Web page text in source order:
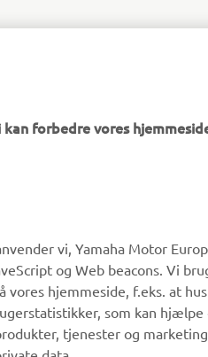
Kundeservice
Reservedelskatalog
Yamaha-forhandler
forbedre vores
vi, Yamaha Motor
og Web beacons. Vi
hjemmeside, f.eks. at
som kan hjælpe
tjenester og